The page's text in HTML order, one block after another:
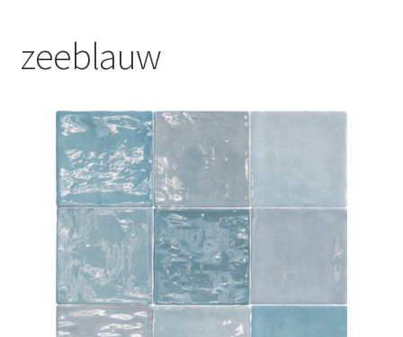
Contact
zeeblauw